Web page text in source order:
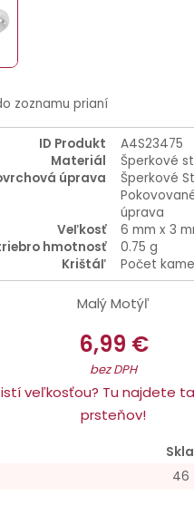
zoznamu prianí
ID Produkt
A4S23475
Materiál
Šperkové
úprava
Šperkové
úprava
Veľkosť
6 mm x 3
hmotnosť
0.75 g
Krištáľ
Počet
Malý Motýľ
6,99 €
bez DPH
istí veľkosťou? Tu najdete
prsteňov!
46